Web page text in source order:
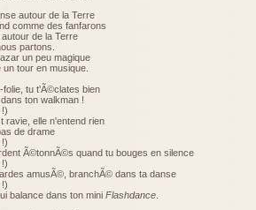
autour de la Terre
comme des fanfarons
de la Terre
partons.
un peu magique
un tour en musique.
folie, tu t'Ã©clates bien
ton walkman !
ravie, elle n'entend rien
de drame
Ã©tonnÃ©s quand tu bouges en silence
amusÃ©, branchÃ© dans ta danse
balance dans ton mini Flashdance